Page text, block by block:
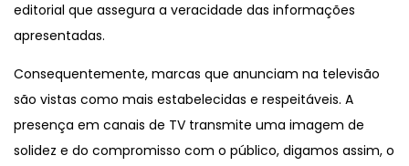
editorial que assegura a veracidade das informações
apresentadas.
Consequentemente, marcas que anunciam na televisão
são vistas como mais estabelecidas e respeitáveis. A
presença em canais de TV transmite uma imagem de
solidez e do compromisso com o público, digamos assim, o